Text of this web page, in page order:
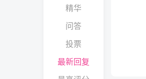
精华
问答
投票
最新回复